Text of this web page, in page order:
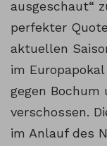
ausgeschaut“
perfekter
aktuellen
im
gegen Bochum
verschossen.
im Anlauf des